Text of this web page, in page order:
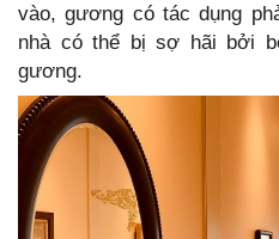
vào, gương có tác dụng
nhà có thể bị sợ hãi bởi
gương.